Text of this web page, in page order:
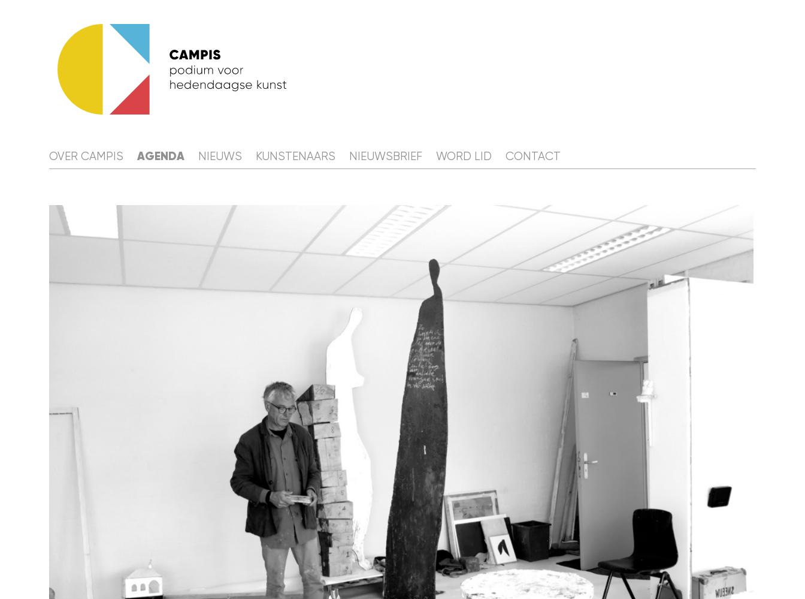
OVER CAMPIS AGENDA NIEUWS KUNSTENAARS NIEUWSBRIEF WORD LID CONTACT